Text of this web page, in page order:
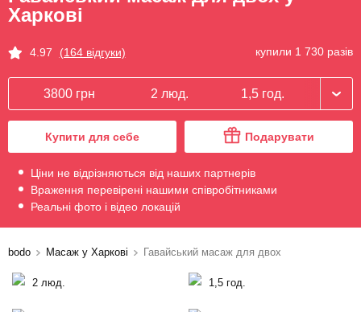
Харкові
4.97 (164 відгуки) купили 1 730 разів
3800 грн 2 люд. 1,5 год.
Купити для себе Подарувати
Ціни не відрізняються від наших партнерів
Враження перевірені нашими співробітниками
Реальні фото і відео локацій
bodo Масаж у Харкові Гавайський масаж для двох
2 люд. 1,5 год.